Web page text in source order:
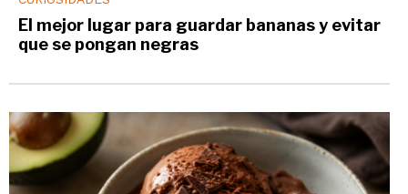
El mejor lugar para guardar bananas y evitar
que se pongan negras